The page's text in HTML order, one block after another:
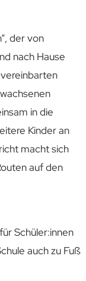
der von
nach Hause
in die
Kinder an
macht sich
auf den
Schüler:innen
auch zu Fuß